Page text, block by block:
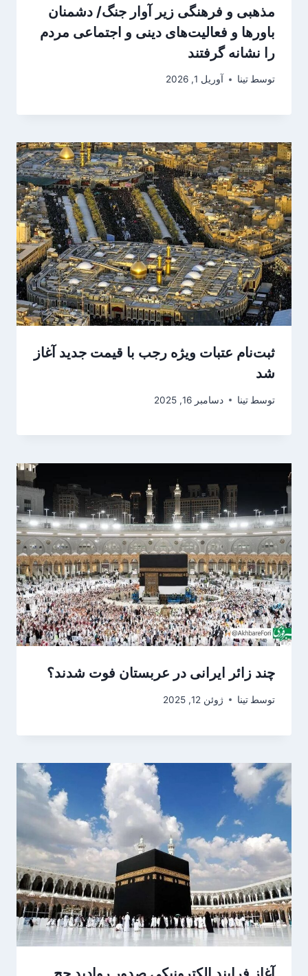
مذهبی و فرهنگی زیر آوار جنگ/ دشمنان
باورها و فعالیت‌های دینی و اجتماعی مردم
را نشانه گرفتند
توسط تینا آوریل 1, 2026
ثبت‌نام عتبات ویژه رجب با قیمت جدید آغاز
شد
توسط تینا دسامبر 16, 2025
چند زائر ایرانی در عربستان فوت شدند؟
توسط تینا ژوئن 12, 2025